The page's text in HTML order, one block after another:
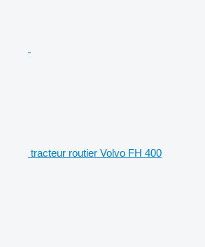
tracteur routier Volvo FH 400